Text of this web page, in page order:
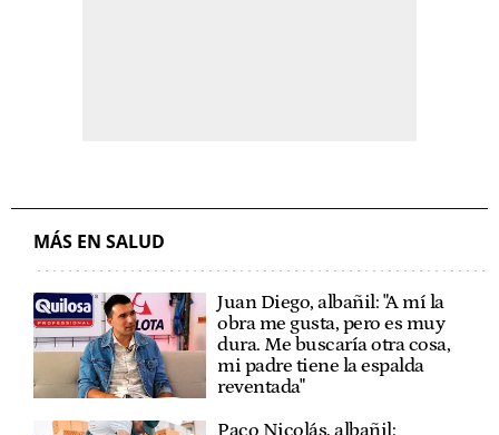
MÁS EN SALUD
Juan Diego, albañil: "A mí la
obra me gusta, pero es muy
dura. Me buscaría otra cosa,
mi padre tiene la espalda
reventada"
Paco Nicolás, albañil: